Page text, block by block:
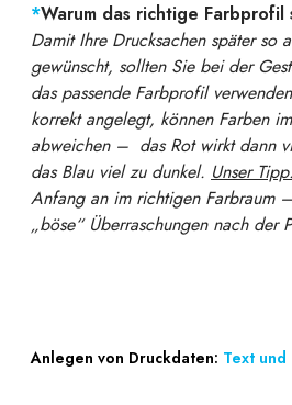
*Warum das richtige Farbprofil
Damit Ihre Drucksachen später so
gewünscht, sollten Sie bei der
das passende Farbprofil
korrekt angelegt, können Farben
abweichen – das Rot wirkt dann
das Blau viel zu dunkel. Unser
Anfang an im richtigen Farbraum
„böse“ Überraschungen nach der
Anlegen von Druckdaten: Text und